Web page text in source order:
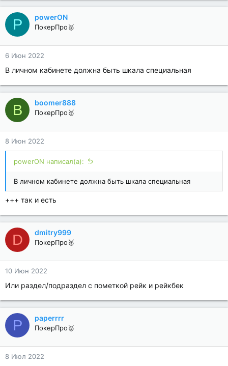
P powerON
ПокерПро🥈
6 Июн 2022
В личном кабинете должна быть шкала специальная
B boomer888
ПокерПро🥈
8 Июн 2022
powerON написал(а):
В личном кабинете должна быть шкала специальная
+++ так и есть
D dmitry999
ПокерПро🥈
10 Июн 2022
Или раздел/подраздел с пометкой рейк и рейкбек
P paperrrr
ПокерПро🥈
8 Июл 2022